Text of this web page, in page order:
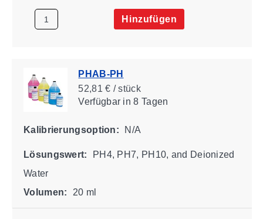
Hinzufügen
PHAB-PH
52,81 € / stück
Verfügbarin 8 Tagen
Kalibrierungsoption: N/A
Lösungswert:
PH4, PH7, PH10, and Deionized
Water
Volumen:
20 ml